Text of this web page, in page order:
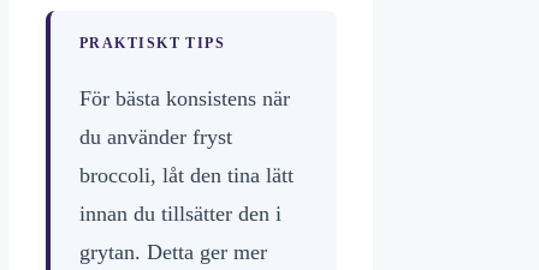
PRAKTISKT TIPS
För bästa konsistens när
du använder fryst
broccoli, låt den tina lätt
innan du tillsätter den i
grytan. Detta ger mer